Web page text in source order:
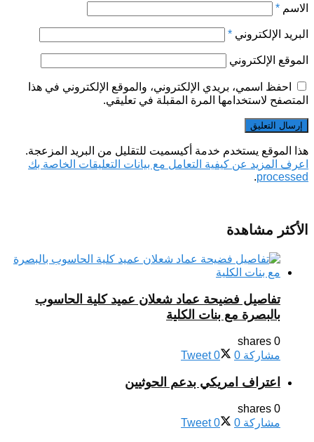
الاسم *
البريد الإلكتروني *
الموقع الإلكتروني
احفظ اسمي، بريدي الإلكتروني، والموقع الإلكتروني في هذا
المتصفح لاستخدامها المرة المقبلة في تعليقي.
هذا الموقع يستخدم خدمة أكيسميت للتقليل من البريد المزعجة.
اعرف المزيد عن كيفية التعامل مع بيانات التعليقات الخاصة بك
processed
.
الأكثر مشاهدة
تفاصيل فضيحة عماد شعلان عميد كلية الحاسوب
بالبصرة مع بنات الكلية
0 shares
مشاركة 0
Tweet 0
اعتراف امريكي بدعم الحوثيين
0 shares
مشاركة 0
Tweet 0